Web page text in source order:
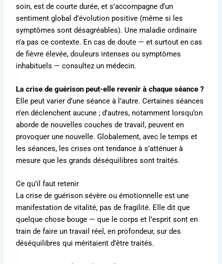
soin, est de courte durée, et s’accompagne d’un
sentiment global d’évolution positive (même si les
symptômes sont désagréables). Une maladie ordinaire
n’a pas ce contexte. En cas de doute — et surtout en cas
de fièvre élevée, douleurs intenses ou symptômes
inhabituels — consultez un médecin.
La crise de guérison peut-elle revenir à chaque séance ?
Elle peut varier d’une séance à l’autre. Certaines séances
n’en déclenchent aucune ; d’autres, notamment lorsqu’on
aborde de nouvelles couches de travail, peuvent en
provoquer une nouvelle. Globalement, avec le temps et
les séances, les crises ont tendance à s’atténuer à
mesure que les grands déséquilibres sont traités.
Ce qu’il faut retenir
La crise de guérison sévère ou émotionnelle est une
manifestation de vitalité, pas de fragilité. Elle dit que
quelque chose bouge — que le corps et l’esprit sont en
train de faire un travail réel, en profondeur, sur des
déséquilibres qui méritaient d’être traités.